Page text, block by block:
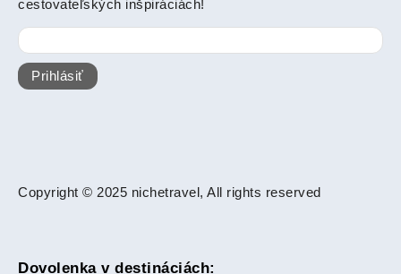
cestovateľských inšpiráciách!
Prihlásiť
Copyright © 2025 nichetravel, All rights reserved
Dovolenka v destináciách: